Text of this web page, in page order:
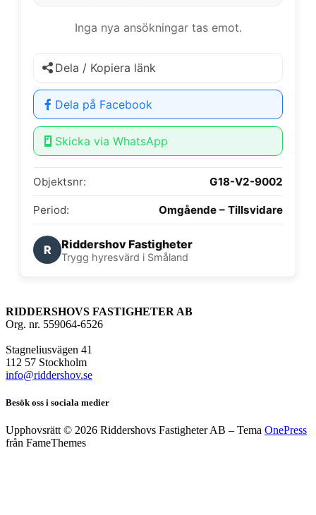
Inga nya ansökningar tas emot.
Dela / Kopiera länk
Dela på Facebook
Skicka via WhatsApp
Objektsnr: G18-V2-9002
Period: Omgående – Tillsvidare
R Riddershov Fastigheter
Trygg hyresvärd i Småland
RIDDERSHOVS FASTIGHETER AB
Org. nr. 559064-6526
Stagneliusvägen 41
112 57 Stockholm
info@riddershov.se
Besök oss i sociala medier
Upphovsrätt © 2026 Riddershovs Fastigheter AB – Tema OnePress
från FameThemes